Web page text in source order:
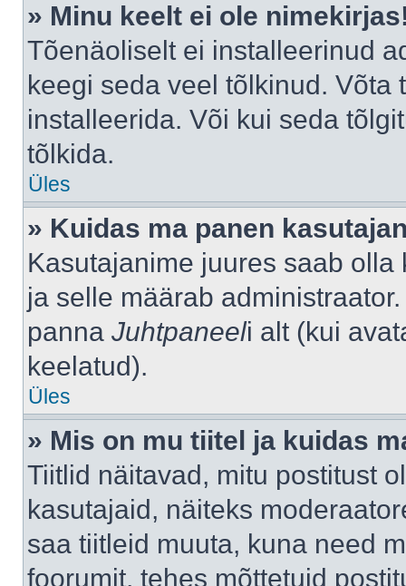
» Minu keelt ei ole
Tõenäoliselt ei installeerinud
keegi seda veel tõlkinud.
installeerida. Või kui seda
tõlkida.
Üles
» Kuidas ma panen
Kasutajanime juures saab
ja selle määrab
panna Juhtpaneeli alt (kui
keelatud).
Üles
» Mis on mu tiitel ja kuidas
Tiitlid näitavad, mitu postitust
kasutajaid, näiteks
saa tiitleid muuta, kuna need
foorumit, tehes mõttetuid